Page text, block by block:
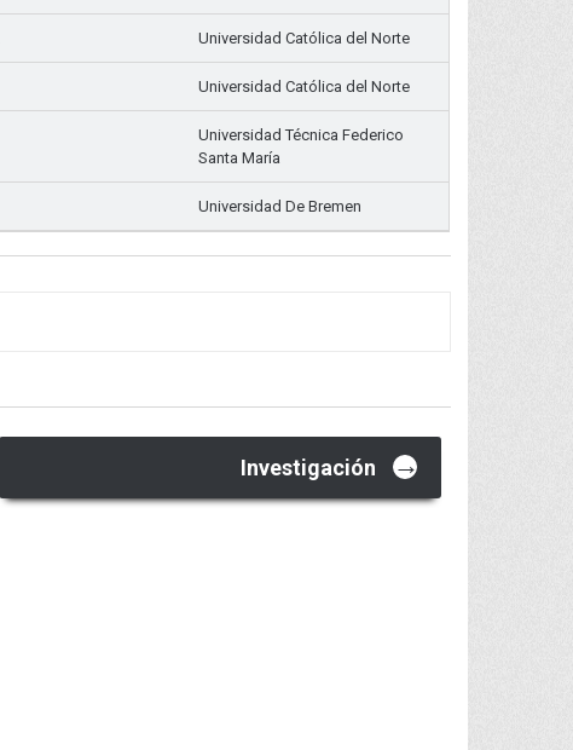
Universidad Católica del Norte
Universidad Católica del Norte
Universidad Técnica Federico
Santa María
Universidad De Bremen
Investigación →